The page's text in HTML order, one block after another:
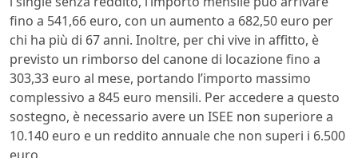
fino a 541,66 euro, con un aumento a 682,50 euro per
chi ha più di 67 anni. Inoltre, per chi vive in affitto, è
previsto un rimborso del canone di locazione fino a
303,33 euro al mese, portando l’importo massimo
complessivo a 845 euro mensili. Per accedere a questo
sostegno, è necessario avere un ISEE non superiore a
10.140 euro e un reddito annuale che non superi i 6.500